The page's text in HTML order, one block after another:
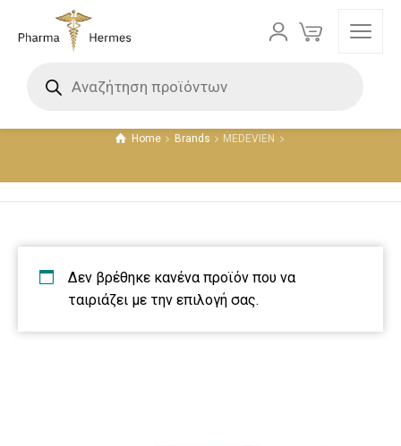
Home Brands MEDEVIEN
Δεν βρέθηκε κανένα προϊόν που να
ταιριάζει με την επιλογή σας.